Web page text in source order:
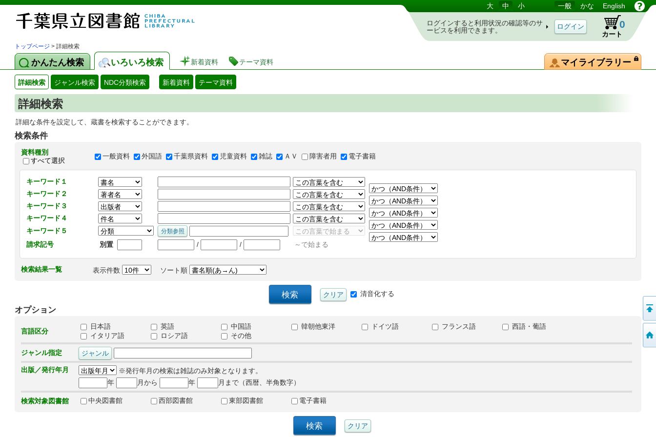
図書館 蔵書検索・予約システム 大 中 小 一般 かな English
ログインすると利用状況の確認等のサ
ービスを利用できます。
カート
0
トップページ > 詳細検索
かんたん検索 いろいろ検索 新着資料 テーマ資料 マイライブラリー
詳細検索 ジャンル検索 NDC分類検索 新着資料 テーマ資料
詳細検索
詳細な条件を設定して、蔵書を検索することができます。
検索条件
資料種別
すべて選択
一般資料 外国語 千葉県資料 児童資料 雑誌 ＡＶ 障害者用 電子書籍
キーワード１
キーワード２
キーワード３
キーワード４
キーワード５
請求記号
別置 / / ～で始まる
検索結果一覧 表示件数 ソート順
清音化する
オプション
言語区分
日本語 英語 中国語 韓朝他東洋 ドイツ語 フランス語
西語・葡語
イタリア語
ロシア語 その他
ジャンル指定
出版／発行年月
※発行年月の検索は雑誌のみ対象となります。
年
月から 年 月まで（西暦、半角数字）
検索対象図書館 中央図書館 西部図書館 東部図書館 電子書籍